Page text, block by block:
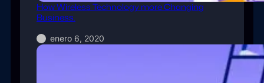
How Wireless Technology more Changing
Business.
enero 6, 2020